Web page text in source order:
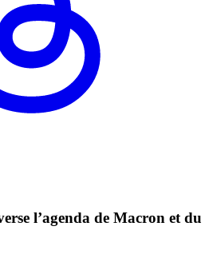
l’agenda de Macron et du